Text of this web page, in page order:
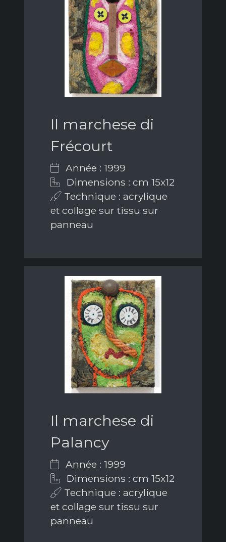
Il marchese di
Frécourt
Année : 1999
Dimensions : cm 15x12
Technique : acrylique
et collage sur tissu sur
panneau
Il marchese di
Palancy
Année : 1999
Dimensions : cm 15x12
Technique : acrylique
et collage sur tissu sur
panneau